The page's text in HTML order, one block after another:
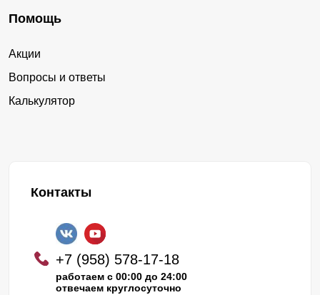
Помощь
Акции
Вопросы и ответы
Калькулятор
Контакты
+7 (958) 578-17-18
работаем с 00:00 до 24:00
отвечаем круглосуточно